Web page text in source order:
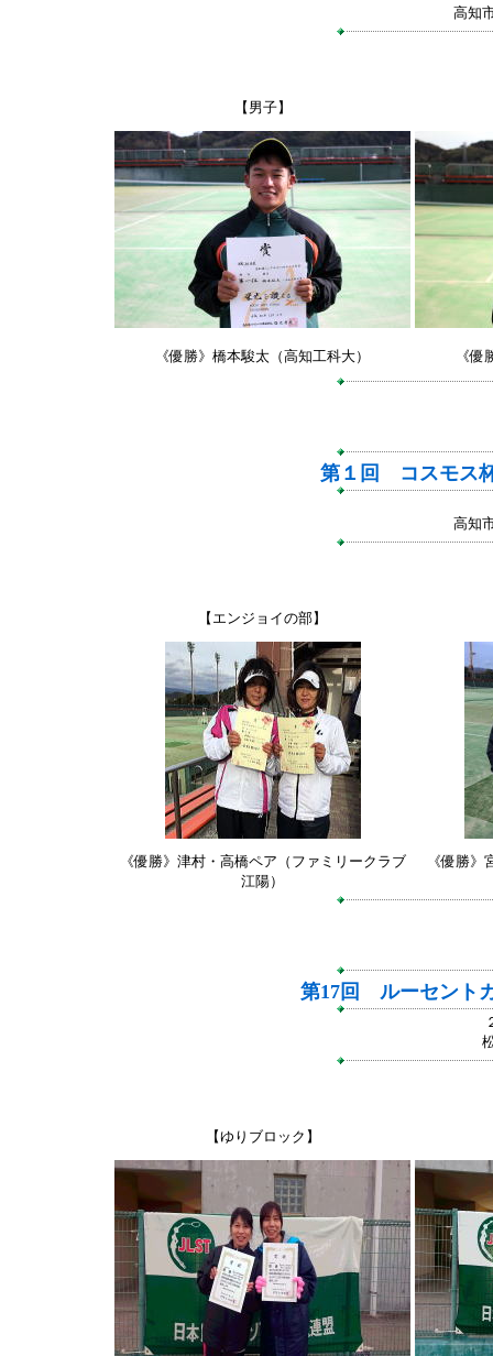
高知
【男子】
《優勝》橋本駿太（高知工科大） 《
第１回 コスモス
高知
【エンジョイの部】
《優勝》津村・高橋ペア（ファミリークラブ
江陽）
《優勝
第17回 ルーセント
【ゆりブロック】